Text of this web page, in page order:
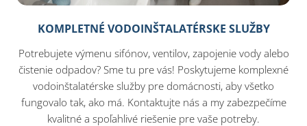
KOMPLETNÉ VODOINŠTALATÉRSKE SLUŽBY
Potrebujete výmenu sifónov, ventilov, zapojenie vody alebo
čistenie odpadov? Sme tu pre vás! Poskytujeme komplexné
vodoinštalatérske služby pre domácnosti, aby všetko
fungovalo tak, ako má. Kontaktujte nás a my zabezpečíme
kvalitné a spoľahlivé riešenie pre vaše potreby.